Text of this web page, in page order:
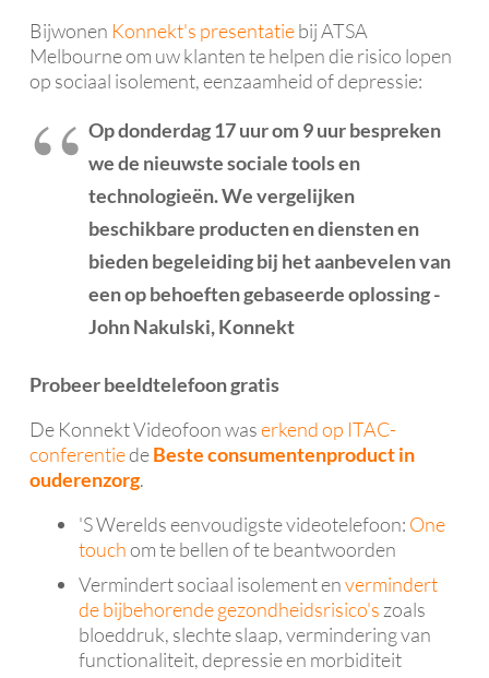
Bijwonen Konnekt's presentatiebij ATSA
Melbourne om uw klanten te helpen die risico lopen
op sociaal isolement, eenzaamheid of depressie:
Op donderdag 17 uur om 9 uur bespreken
we de nieuwste sociale tools en
technologieën. We vergelijken
beschikbare producten en diensten en
bieden begeleiding bij het aanbevelen van
een op behoeften gebaseerde oplossing -
John Nakulski, Konnekt
Probeer beeldtelefoon gratis
De Konnekt Videofoon waserkend op ITAC-
conferentiedeBeste consumentenproduct in
ouderenzorg.
'S Werelds eenvoudigste videotelefoon: One
touchom te bellen of te beantwoorden
Vermindert sociaal isolement envermindert
de bijbehorende gezondheidsrisico'szoals
bloeddruk, slechte slaap, vermindering van
functionaliteit, depressie en morbiditeit